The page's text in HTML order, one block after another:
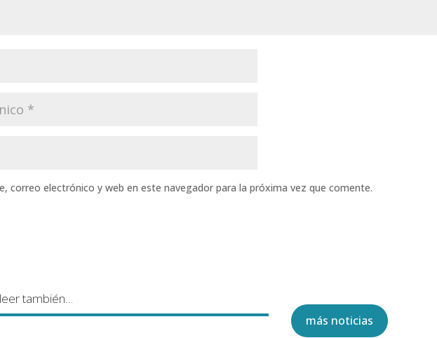
correo electrónico y web en este navegador para la próxima vez que comente.
también…
más noticias